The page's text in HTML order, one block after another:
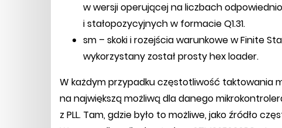
w wersji operującej na liczbach
i stałopozycyjnych w formacie Q1.31.
sm – skoki i rozejścia warunkowe w Finite
wykorzystany został prosty hex loader.
W każdym przypadku częstotliwość taktowania
na największą możliwą dla danego
z PLL. Tam, gdzie było to możliwe, jako źródło